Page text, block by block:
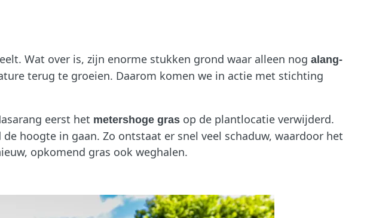
Wat over is, zijn enorme stukken grond waar alleen nog alang-
terug te groeien. Daarom komen we in actie met stichting
eerst het metershoge gras op de plantlocatie verwijderd.
hoogte in gaan. Zo ontstaat er snel veel schaduw, waardoor het
opkomend gras ook weghalen.